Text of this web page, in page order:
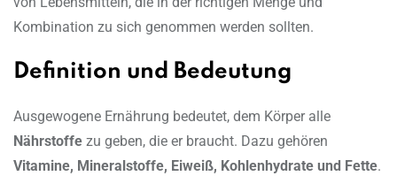
Kombination zu sich genommen werden sollten.
Definition und Bedeutung
Ausgewogene Ernährung bedeutet, dem Körper alle
Nährstoffe zu geben, die er braucht. Dazu gehören
Vitamine, Mineralstoffe, Eiweiß, Kohlenhydrate und Fette.